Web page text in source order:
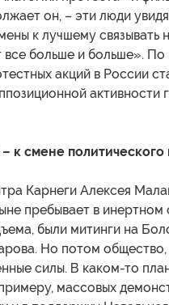
он, – эти люди
к лучшему связывать
больше и больше».
акций в России
активности
к смене политического
Карнеги Алексея
пребывает в инертном
были митинги на
Но потом общество,
силы. В каком-то
примеру, массовых